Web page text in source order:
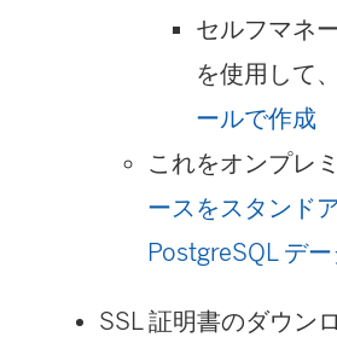
セルフマネ
を使用して、
ールで作成
これをオンプレ
ースをスタンド
PostgreSQL デ
SSL 証明書のダウン